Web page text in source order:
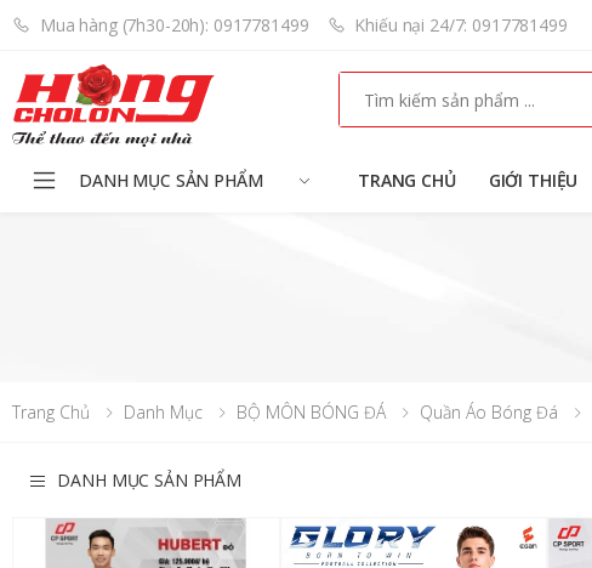
Mua hàng (7h30-20h): 0917781499 Khiếu nại 24/7: 0917781499
Search
DANH MỤC SẢN PHẨM TRANG CHỦ GIỚI THIỆU
Trang Chủ Danh Mục BỘ MÔN BÓNG ĐÁ Quần Áo Bóng Đá
DANH MỤC SẢN PHẨM